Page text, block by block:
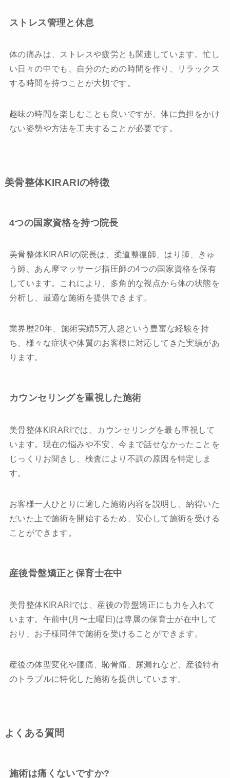
ストレス管理と休息
体の痛みは、ストレスや疲労とも関連しています。忙し
い日々の中でも、自分のための時間を作り、リラックス
する時間を持つことが大切です。
趣味の時間を楽しむことも良いですが、体に負担をかけ
ない姿勢や方法を工夫することが必要です。
美骨整体KIRARIの特徴
4つの国家資格を持つ院長
美骨整体KIRARIの院長は、柔道整復師、はり師、きゅ
う師、あん摩マッサージ指圧師の4つの国家資格を保有
しています。これにより、多角的な視点から体の状態を
分析し、最適な施術を提供できます。
業界歴20年、施術実績5万人超という豊富な経験を持
ち、様々な症状や体質のお客様に対応してきた実績があ
ります。
カウンセリングを重視した施術
美骨整体KIRARIでは、カウンセリングを最も重視して
います。現在の悩みや不安、今まで話せなかったことを
じっくりお聞きし、検査により不調の原因を特定しま
す。
お客様一人ひとりに適した施術内容を説明し、納得いた
だいた上で施術を開始するため、安心して施術を受ける
ことができます。
産後骨盤矯正と保育士在中
美骨整体KIRARIでは、産後の骨盤矯正にも力を入れて
います。午前中(月〜土曜日)は専属の保育士が在中して
おり、お子様同伴で施術を受けることができます。
産後の体型変化や腰痛、恥骨痛、尿漏れなど、産後特有
のトラブルに特化した施術を提供しています。
よくある質問
施術は痛くないですか?